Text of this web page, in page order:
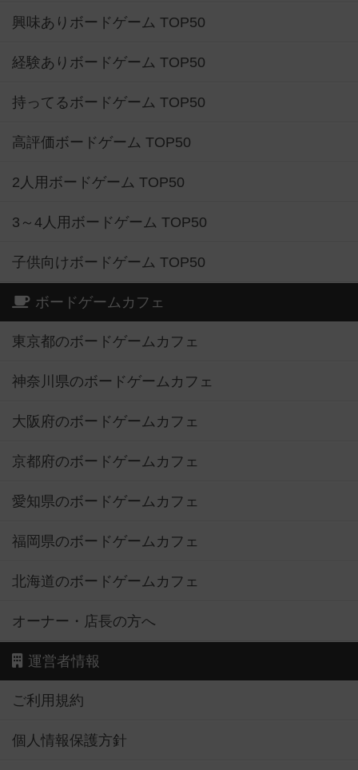
興味ありボードゲーム TOP50
経験ありボードゲーム TOP50
持ってるボードゲーム TOP50
高評価ボードゲーム TOP50
2人用ボードゲーム TOP50
3～4人用ボードゲーム TOP50
子供向けボードゲーム TOP50
ボードゲームカフェ
東京都のボードゲームカフェ
神奈川県のボードゲームカフェ
大阪府のボードゲームカフェ
京都府のボードゲームカフェ
愛知県のボードゲームカフェ
福岡県のボードゲームカフェ
北海道のボードゲームカフェ
オーナー・店長の方へ
運営者情報
ご利用規約
個人情報保護方針